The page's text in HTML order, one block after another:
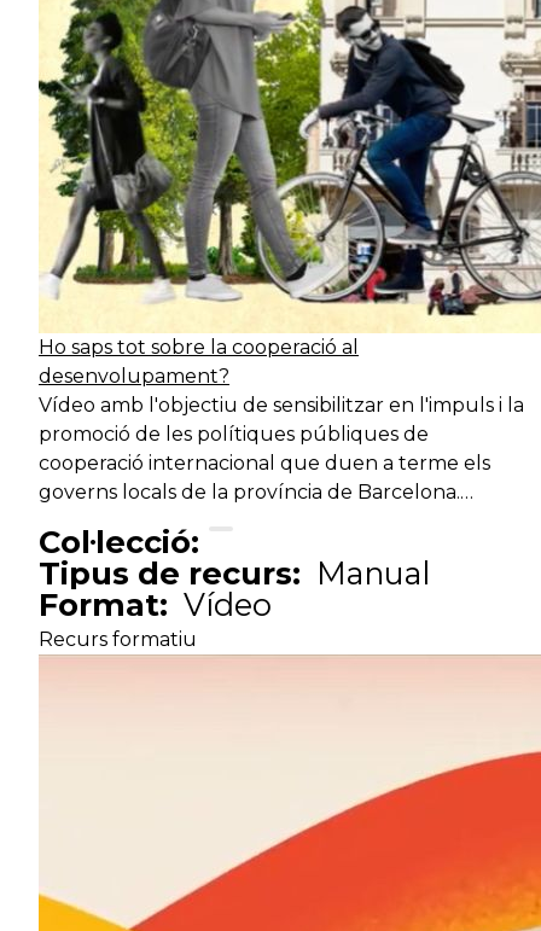
Ho saps tot sobre la cooperació al
desenvolupament?
Vídeo amb l'objectiu de sensibilitzar en l'impuls i la
promoció de les polítiques públiques de
cooperació internacional que duen a terme els
governs locals de la província de Barcelona.…
Col·lecció:
Tipus de recurs: Manual
Format: Vídeo
Recurs formatiu